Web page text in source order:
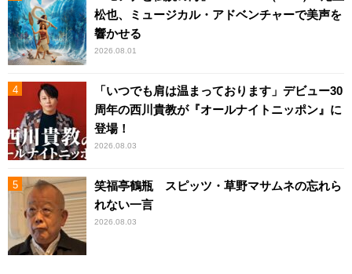
松也、ミュージカル・アドベンチャーで美声を
響かせる
2026.08.01
「いつでも肩は温まっております」デビュー30
周年の西川貴教が『オールナイトニッポン』に
登場！
2026.08.03
笑福亭鶴瓶 スピッツ・草野マサムネの忘れら
れない一言
2026.08.03